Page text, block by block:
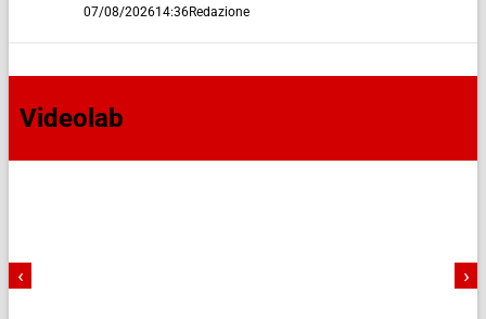
07/08/202614:36Redazione
Videolab
‹ ›